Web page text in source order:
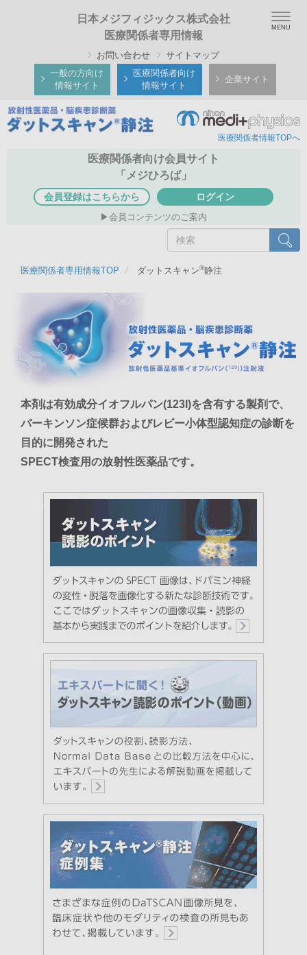
ン
ツ
日本メジフィジックス株式会社
医療関係者専用情報
お問い合わせ
サイトマップ
一般の方向け
情報サイト
医療関係者向け
情報サイト
企業サイト
医療関係者情報TOPへ
医療関係者向け会員サイト
「メジひろば」
会員登録はこちらから ログイン
会員コンテンツのご案内
索
検索
医療関係者専用情報TOP ダットスキャン®静注
本剤は有効成分イオフルパン(123I)を含有する製剤で、
パーキンソン症候群およびレビー小体型認知症の診断を
目的に開発された
SPECT検査用の放射性医薬品です。